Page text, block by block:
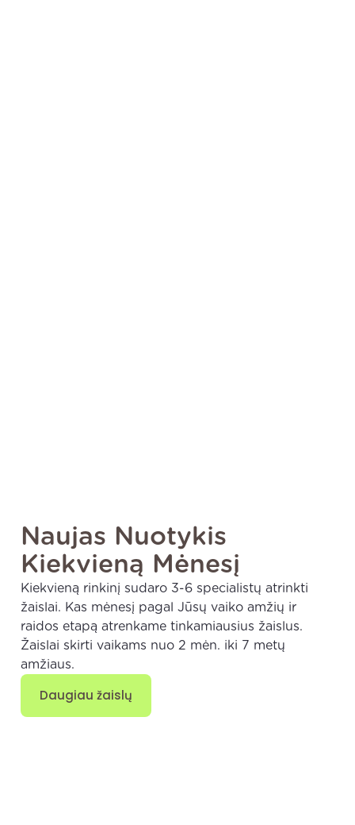
Naujas Nuotykis
Kiekvieną Mėnesį
Kiekvieną rinkinį sudaro 3-6 specialistų atrinkti
žaislai. Kas mėnesį pagal Jūsų vaiko amžių ir
raidos etapą atrenkame tinkamiausius žaislus.
Žaislai skirti vaikams nuo 2 mėn. iki 7 metų
amžiaus.
Daugiau žaislų